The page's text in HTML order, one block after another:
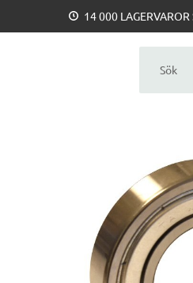
14 000